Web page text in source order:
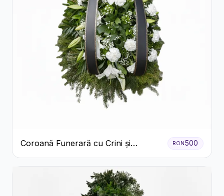
Coroană Funerară cu Crini și
Garoafe Albe
RON500